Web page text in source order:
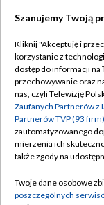
Abonament TVP
Emisja w TVP
Centrum
Naziemna
Rada
Szanujemy Twoją
Kliknij "Akceptuję i
korzystanie z
dostęp do informacji
przechowywanie oraz
nas, czyli Telewizję
Zaufanych Partnerów z
Partnerów TVP (93 firm)
zautomatyzowanego
mierzenia ich
także zgody na
Twoje dane osobowe
poszczególnych